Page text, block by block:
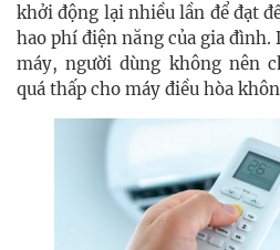
khởi động lại nhiều lần để đạt
hao phí điện năng của gia
máy, người dùng không nên
quá thấp cho máy điều hòa